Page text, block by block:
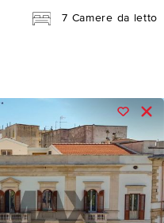
7 Camere da letto